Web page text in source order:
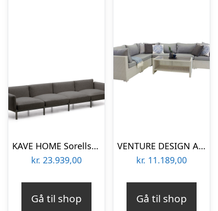
KAVE HOME Sorells udendørs 4 pers. modul sofa – grå aluminium (370cm)
kr. 23.939,00
Gå til shop
VENTURE DESIGN Amazon modul sofa havesæt 3+2+1 m. grå hynder – hvid rattan og aluminium
kr. 11.189,00
Gå til shop